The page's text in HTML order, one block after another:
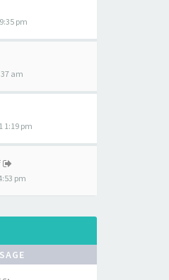
pm
am
1:19 pm
pm